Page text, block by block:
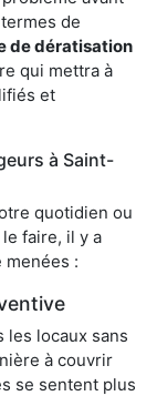
de
de dératisation
qui mettra à
et
à Saint-
quotidien ou
faire, il y a
:
les locaux sans
à couvrir
se sentent plus